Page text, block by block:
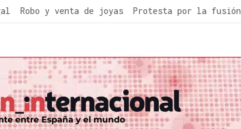
Robo y venta de joyas Protesta por la fusión